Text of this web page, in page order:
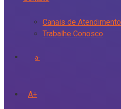
Canais de Atendimento
Trabalhe Conosco
a-
A+